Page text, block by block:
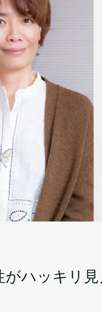
がハッキリ